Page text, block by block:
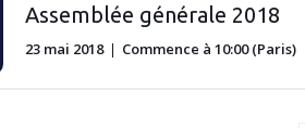
Assemblée générale 2018
23 mai 2018 Commence à 10:00 (Paris)